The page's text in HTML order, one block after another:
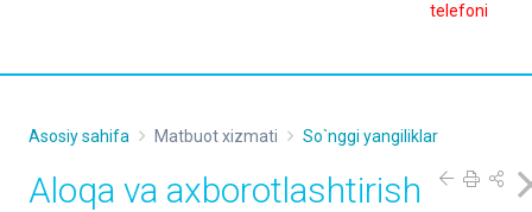
telefoni
Asosiy sahifa Matbuot xizmati So`nggi yangiliklar
Aloqa va axborotlashtirish